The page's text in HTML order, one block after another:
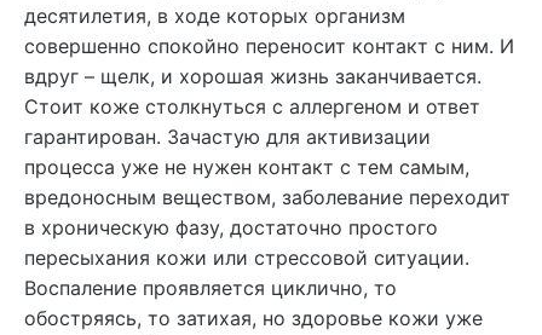
десятилетия, в ходе которых организм
совершенно спокойно переносит контакт с ним. И
вдруг – щелк, и хорошая жизнь заканчивается.
Стоит коже столкнуться с аллергеном и ответ
гарантирован. Зачастую для активизации
процесса уже не нужен контакт с тем самым,
вредоносным веществом, заболевание переходит
в хроническую фазу, достаточно простого
пересыхания кожи или стрессовой ситуации.
Воспаление проявляется циклично, то
обостряясь, то затихая, но здоровье кожи уже